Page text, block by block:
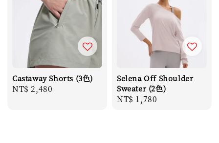
Castaway Shorts (3色)
Regular
NT$ 2,480
Selena Off Shoulder
Sweater (2色)
Regular
NT$ 1,780